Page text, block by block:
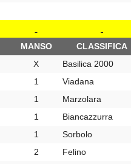
MANSO
CLASSIFICA
X
Basilica 2000
1
Viadana
1
Marzolara
1
Biancazzurra
1
Sorbolo
2
Felino